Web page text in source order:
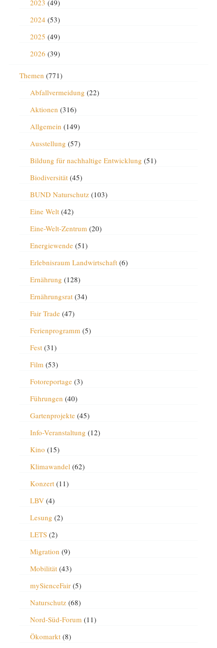
2023 (49)
2024 (53)
2025 (49)
2026 (39)
Themen (771)
Abfallvermeidung (22)
Aktionen (316)
Allgemein (149)
Ausstellung (57)
Bildung für nachhaltige Entwicklung (51)
Biodiversität(45)
BUND Naturschutz(103)
Eine Welt(42)
Eine-Welt-Zentrum(20)
Energiewende(51)
Erlebnisraum Landwirtschaft(6)
Ernährung (128)
Ernährungsrat(34)
Fair Trade(47)
Ferienprogramm(5)
Fest(31)
Film(53)
Fotoreportage(3)
Führungen (40)
Gartenprojekte(45)
Info-Veranstaltung (12)
Kino (15)
Klimawandel(62)
Konzert(11)
LBV(4)
Lesung (2)
LETS(2)
Migration (9)
Mobilität(43)
mySienceFair(5)
Naturschutz(68)
Nord-Süd-Forum(11)
Ökomarkt(8)